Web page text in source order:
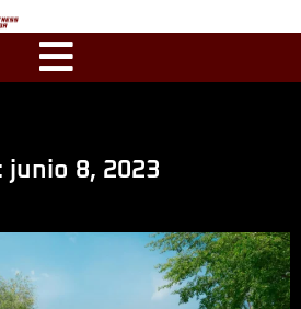
junio 8, 2023